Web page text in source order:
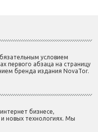
условием
первого абзаца на страницу
бренда издания NovaTor.
бизнесе,
новых технологиях. Мы